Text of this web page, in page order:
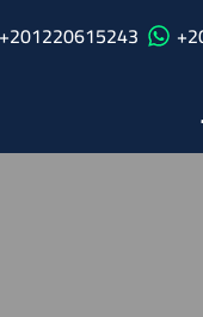
201220615243+